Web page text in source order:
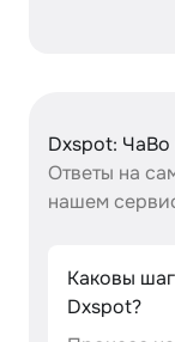
Dxspot: ЧаВо
Ответы на
нашем
Каковы
Dxspot?